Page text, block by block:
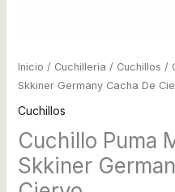
Inicio / Cuchilleria / Cuchillos /
Skkiner Germany Cacha De
Cuchillos
Cuchillo Puma
Skkiner